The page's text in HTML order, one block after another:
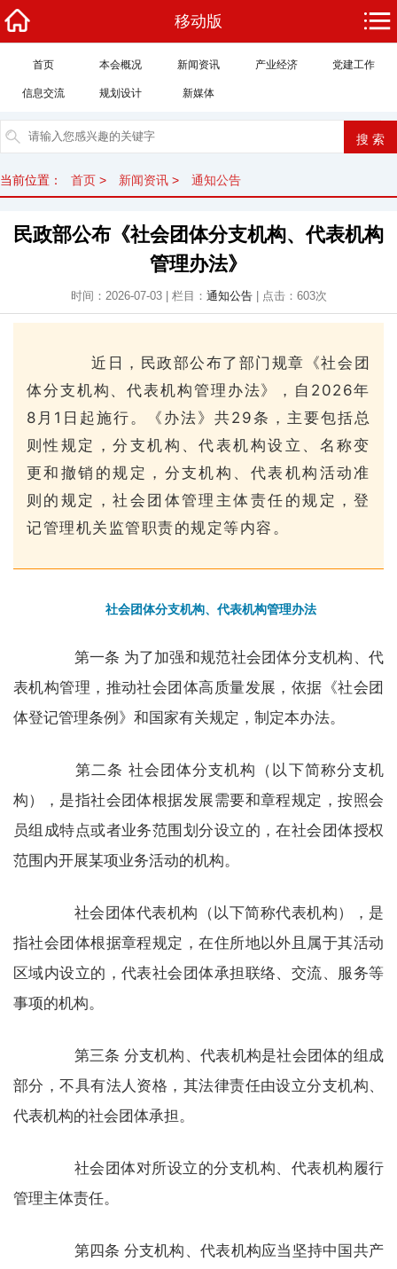
移动版
首页 本会概况 新闻资讯 产业经济 党建工作
信息交流 规划设计 新媒体
当前位置： 首页 > 新闻资讯 > 通知公告
民政部公布《社会团体分支机构、代表机构
管理办法》
时间：2026-07-03 | 栏目： 通知公告| 点击： 603次
近日，民政部公布了部门规章《社会团
体分支机构、代表机构管理办法》，自2026年
8月1日起施行。《办法》共29条，主要包括总
则性规定，分支机构、代表机构设立、名称变
更和撤销的规定，分支机构、代表机构活动准
则的规定，社会团体管理主体责任的规定，登
记管理机关监管职责的规定等内容。
社会团体分支机构、代表机构管理办法
第一条 为了加强和规范社会团体分支机构、代
表机构管理，推动社会团体高质量发展，依据《社会团
体登记管理条例》和国家有关规定，制定本办法。
第二条 社会团体分支机构（以下简称分支机
构），是指社会团体根据发展需要和章程规定，按照会
员组成特点或者业务范围划分设立的，在社会团体授权
范围内开展某项业务活动的机构。
社会团体代表机构（以下简称代表机构），是
指社会团体根据章程规定，在住所地以外且属于其活动
区域内设立的，代表社会团体承担联络、交流、服务等
事项的机构。
第三条 分支机构、代表机构是社会团体的组成
部分，不具有法人资格，其法律责任由设立分支机构、
代表机构的社会团体承担。
社会团体对所设立的分支机构、代表机构履行
管理主体责任。
第四条 分支机构、代表机构应当坚持中国共产